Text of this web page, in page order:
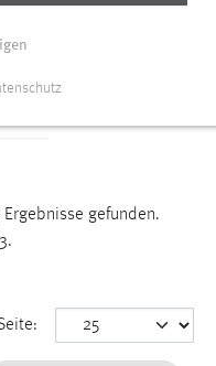
Ergebnisse gefunden.
Funktion der